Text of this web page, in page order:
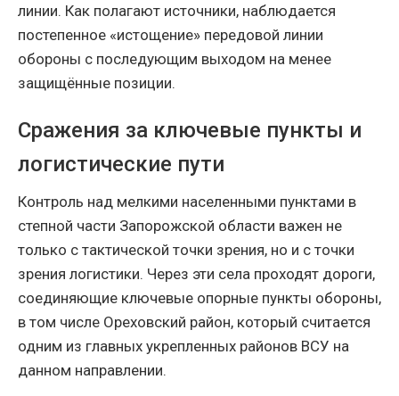
линии. Как полагают источники, наблюдается
постепенное «истощение» передовой линии
обороны с последующим выходом на менее
защищённые позиции.
Сражения за ключевые пункты и
логистические пути
Контроль над мелкими населенными пунктами в
степной части Запорожской области важен не
только с тактической точки зрения, но и с точки
зрения логистики. Через эти села проходят дороги,
соединяющие ключевые опорные пункты обороны,
в том числе Ореховский район, который считается
одним из главных укрепленных районов ВСУ на
данном направлении.